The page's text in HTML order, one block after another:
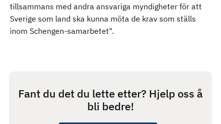
tillsammans med andra ansvariga myndigheter för att
Sverige som land ska kunna möta de krav som ställs
inom Schengen-samarbetet".
Fant du det du lette etter? Hjelp oss å
bli bedre!